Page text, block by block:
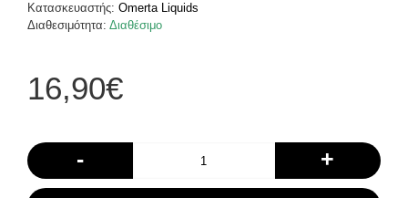
Κατασκευαστής: Omerta Liquids
Διαθεσιμότητα: Διαθέσιμο
16,90€
- +